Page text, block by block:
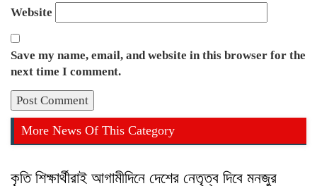
Website
Save my name, email, and website in this browser for the
next time I comment.
More News Of This Category
কৃতি শিক্ষার্থীরাই আগামীদিনে দেশের নেতৃত্ব দিবে মনজুর